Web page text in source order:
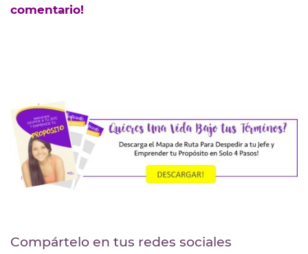
comentario!
Compártelo en tus redes sociales